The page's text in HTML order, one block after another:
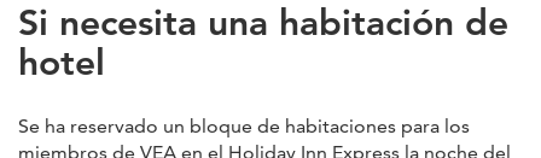
Si necesita una habitación de
hotel
Se ha reservado un bloque de habitaciones para los
miembros de VEA en el Holiday Inn Express la noche del